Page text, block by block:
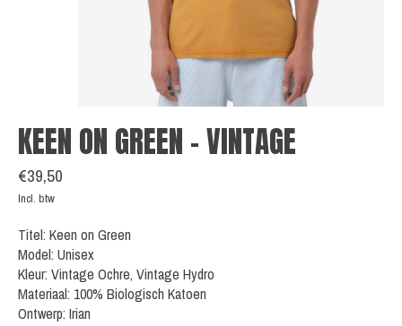
KEEN ON GREEN - VINTAGE
€39,50
Incl. btw
Titel: Keen on Green
Model: Unisex
Kleur: Vintage Ochre, Vintage Hydro
Materiaal: 100% Biologisch Katoen
Ontwerp: Irian